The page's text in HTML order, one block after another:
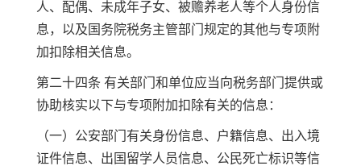
人、配偶、未成年子女、被赡养老人等个人身份信
息，以及国务院税务主管部门规定的其他与专项附
加扣除相关信息。
第二十四条 有关部门和单位应当向税务部门提供或
协助核实以下与专项附加扣除有关的信息：
（一）公安部门有关身份信息、户籍信息、出入境
证件信息、出国留学人员信息、公民死亡标识等信